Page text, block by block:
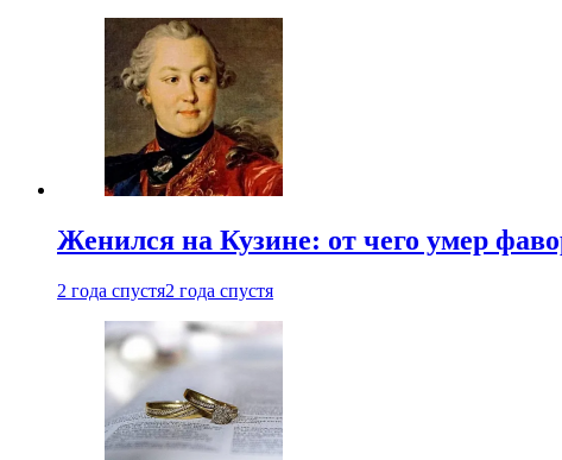
Женился на Кузине: от чего умер
2 года спустя2 года спустя